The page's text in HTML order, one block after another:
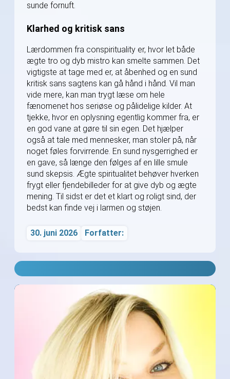
sunde fornuft.
Klarhed og kritisk sans
Lærdommen fra conspirituality er, hvor let både
ægte tro og dyb mistro kan smelte sammen. Det
vigtigste at tage med er, at åbenhed og en sund
kritisk sans sagtens kan gå hånd i hånd. Vil man
vide mere, kan man trygt læse om hele
fænomenet hos seriøse og pålidelige kilder. At
tjekke, hvor en oplysning egentlig kommer fra, er
en god vane at gøre til sin egen. Det hjælper
også at tale med mennesker, man stoler på, når
noget føles forvirrende. En sund nysgerrighed er
en gave, så længe den følges af en lille smule
sund skepsis. Ægte spiritualitet behøver hverken
frygt eller fjendebilleder for at give dyb og ægte
mening. Til sidst er det et klart og roligt sind, der
bedst kan finde vej i larmen og støjen.
30. juni 2026 Forfatter: